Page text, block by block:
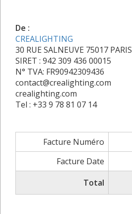
De :
CREALIGHTING
30 RUE SALNEUVE 75017 PARIS
SIRET : 942 309 436 00015
N° TVA: FR90942309436
contact@crealighting.com
crealighting.com
Tel : +33 9 78 81 07 14
Facture Numéro
Facture Date
Total